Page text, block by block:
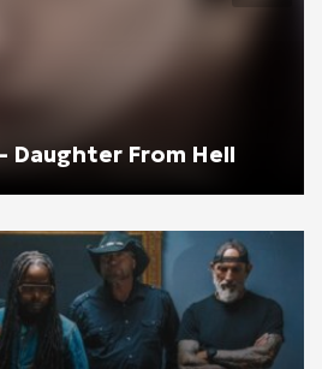
Daughter From Hell